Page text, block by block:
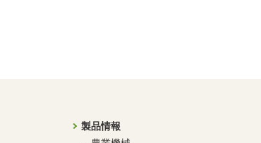
製品情報